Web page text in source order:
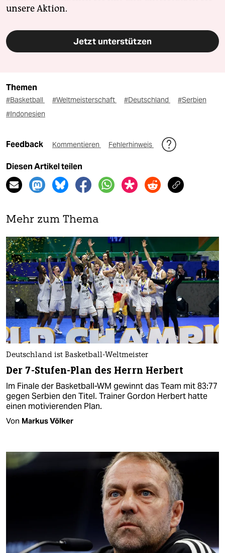
unsere Aktion.
Jetzt unterstützen
Themen
#Basketball #Weltmeisterschaft #Deutschland
#Serbien
#Indonesien
Feedback Kommentieren Fehlerhinweis
Diesen Artikel teilen
Mehr zum Thema
Deutschland ist Basketball-Weltmeister
Der 7-Stufen-Plan des Herrn Herbert
Im Finale der Basketball-WM gewinnt das Team mit 83:77
gegen Serbien den Titel. Trainer Gordon Herbert hatte
einen motivierenden Plan.
Von Markus Völker